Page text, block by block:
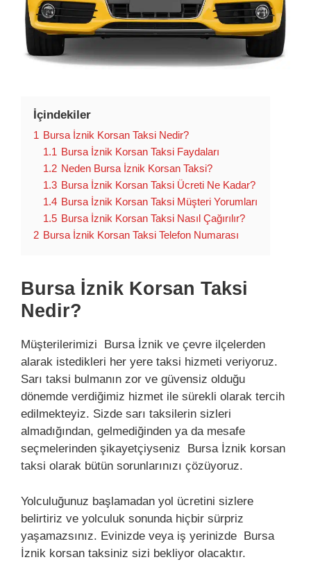
İçindekiler
1 Bursa İznik Korsan Taksi Nedir?
1.1 Bursa İznik Korsan Taksi Faydaları
1.2 Neden Bursa İznik Korsan Taksi?
1.3 Bursa İznik Korsan Taksi Ücreti Ne Kadar?
1.4 Bursa İznik Korsan Taksi Müşteri Yorumları
1.5 Bursa İznik Korsan Taksi Nasıl Çağırılır?
2 Bursa İznik Korsan Taksi Telefon Numarası
Bursa İznik Korsan Taksi
Nedir?
Müşterilerimizi Bursa İznik ve çevre ilçelerden
alarak istedikleri her yere taksi hizmeti veriyoruz.
Sarı taksi bulmanın zor ve güvensiz olduğu
dönemde verdiğimiz hizmet ile sürekli olarak tercih
edilmekteyiz. Sizde sarı taksilerin sizleri
almadığından, gelmediğinden ya da mesafe
seçmelerinden şikayetçiyseniz Bursa İznik korsan
taksi olarak bütün sorunlarınızı çözüyoruz.
Yolculuğunuz başlamadan yol ücretini sizlere
belirtiriz ve yolculuk sonunda hiçbir sürpriz
yaşamazsınız. Evinizde veya iş yerinizde Bursa
İznik korsan taksiniz sizi bekliyor olacaktır.